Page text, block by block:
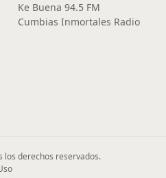
Ke Buena 94.5 FM
Cumbias Inmortales Radio
los derechos reservados.